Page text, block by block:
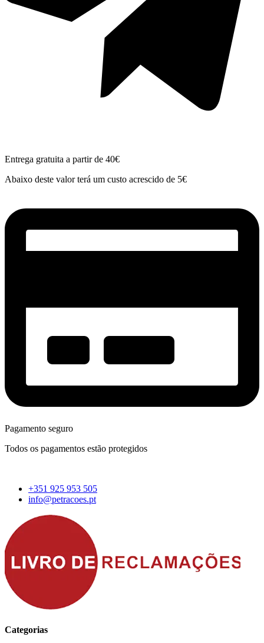
Entrega gratuita a partir de 40€
Abaixo deste valor terá um custo acrescido de 5€
Pagamento seguro
Todos os pagamentos estão protegidos
+351 925 953 505
info@petracoes.pt
Categorias